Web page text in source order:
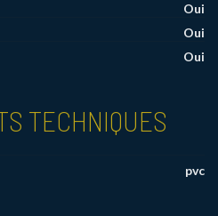
Oui
Oui
Oui
TECHNIQUES
pvc